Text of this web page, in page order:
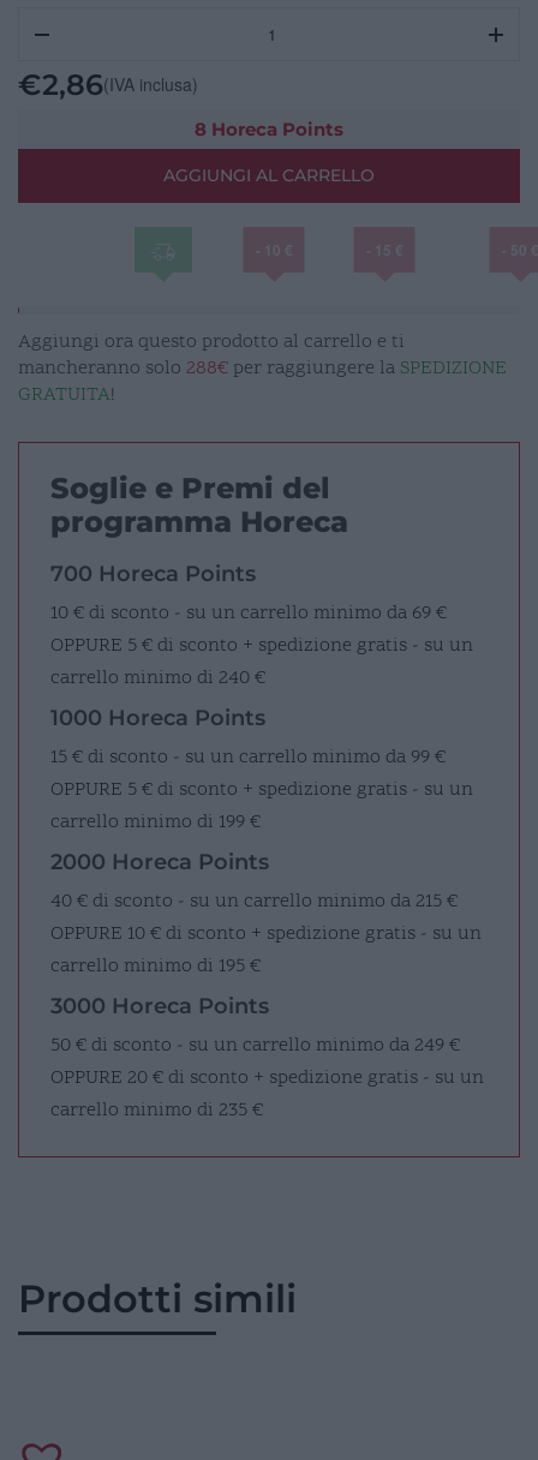
ø16
h6,5cm
€2,86(IVA inclusa)
8 Horeca Points
AGGIUNGI AL CARRELLO
Aggiungi ora questo prodotto al carrello e ti
mancheranno solo 288€ per raggiungere la SPEDIZIONE
GRATUITA!
Soglie e Premi del
programma Horeca
700 Horeca Points
10 € di sconto - su un carrello minimo da 69 €
OPPURE 5 € di sconto + spedizione gratis - su un
carrello minimo di 240 €
1000 Horeca Points
15 € di sconto - su un carrello minimo da 99 €
OPPURE 5 € di sconto + spedizione gratis - su un
carrello minimo di 199 €
2000 Horeca Points
40 € di sconto - su un carrello minimo da 215 €
OPPURE 10 € di sconto + spedizione gratis - su un
carrello minimo di 195 €
3000 Horeca Points
50 € di sconto - su un carrello minimo da 249 €
OPPURE 20 € di sconto + spedizione gratis - su un
carrello minimo di 235 €
Prodotti simili